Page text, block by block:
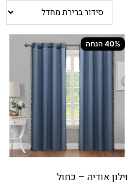
40% הנחה
וילון אודיה – כחול